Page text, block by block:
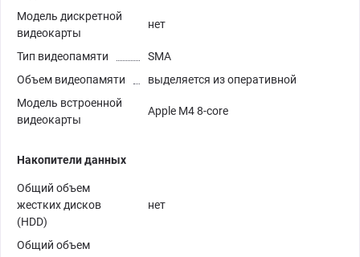
Модель дискретной
видеокарты
нет
Тип видеопамяти
SMA
Объем видеопамяти
выделяется из оперативной
Модель встроенной
видеокарты
Apple M4 8-core
Накопители данных
Общий объем
жестких дисков
(HDD)
нет
Общий объем